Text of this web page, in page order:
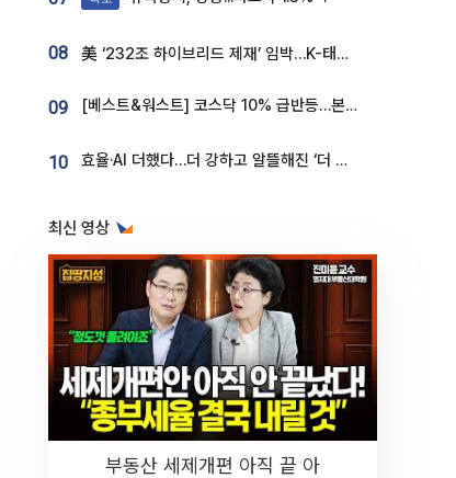
08 美 ‘232조 하이브리드 제재’ 임박…K-태양광, 불확실성 털고 날개 다나
09 [베스트&워스트] 코스닥 10% 급반등…본느, 최대주주 변경 기대에 270% 폭등
10 효율·AI 더했다…더 강하고 알뜰해진 ‘더 뉴 그랜저 하이브리드’ [ET의 모빌리티]
최신 영상
부동산 세제개편 아직 끝 아